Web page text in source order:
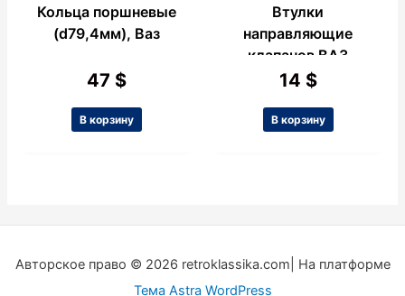
Кольца поршневые
(d79,4мм), Ваз
47 $
В корзину
Втулки
направляющие
клапанов ВАЗ
2109, 4шт.
14 $
В корзину
Авторское право © 2026 retroklassika.com| На платформе
Тема Astra WordPress